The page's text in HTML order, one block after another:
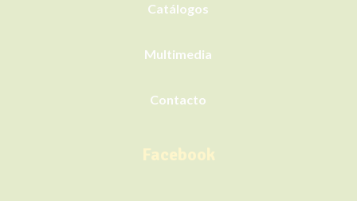
Catálogos
Multimedia
Contacto
Facebook